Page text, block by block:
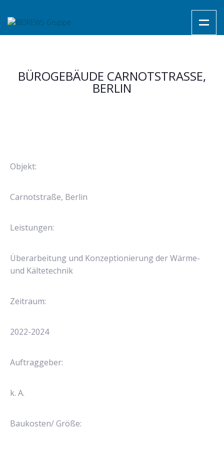
BÜROGEBÄUDE CARNOTSTRASSE,
BERLIN
Objekt:
Carnotstraße, Berlin
Leistungen:
Überarbeitung und Konzeptionierung der Wärme-
und Kältetechnik
Zeitraum:
2022-2024
Auftraggeber:
k. A.
Baukosten/ Größe: